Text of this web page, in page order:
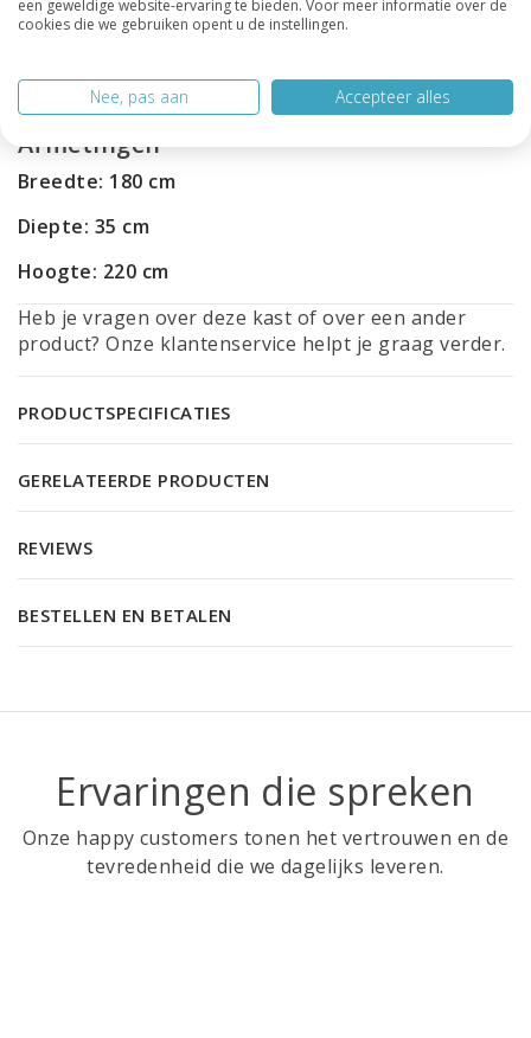
De Vakkenkast Flachau 01 is leverbaar in vier
(lichtgrijs) en LEEM.
Afmetingen
Breedte: 180 cm
Diepte: 35 cm
Hoogte: 220 cm
Heb je vragen over deze kast of over een ander
product? Onze klantenservice helpt je graag verder.
PRODUCTSPECIFICATIES
GERELATEERDE PRODUCTEN
REVIEWS
BESTELLEN EN BETALEN
Ervaringen die spreken
Onze happy customers tonen het vertrouwen en de
tevredenheid die we dagelijks leveren.
een geweldige website-ervaring te bieden. Voor meer informatie over de
cookies die we gebruiken opent u de instellingen.
Nee, pas aan Accepteer alles